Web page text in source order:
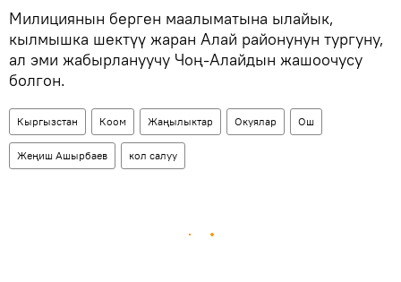
Милициянын берген маалыматына ылайык,
кылмышка шектүү жаран Алай районунун тургуну,
ал эми жабырлануучу Чоң-Алайдын жашоочусу
болгон.
Кыргызстан Коом Жаңылыктар Окуялар Ош
Жеңиш Ашырбаев кол салуу